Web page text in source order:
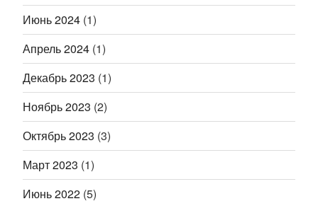
Июнь 2024 (1)
Апрель 2024 (1)
Декабрь 2023 (1)
Ноябрь 2023 (2)
Октябрь 2023 (3)
Март 2023 (1)
Июнь 2022 (5)